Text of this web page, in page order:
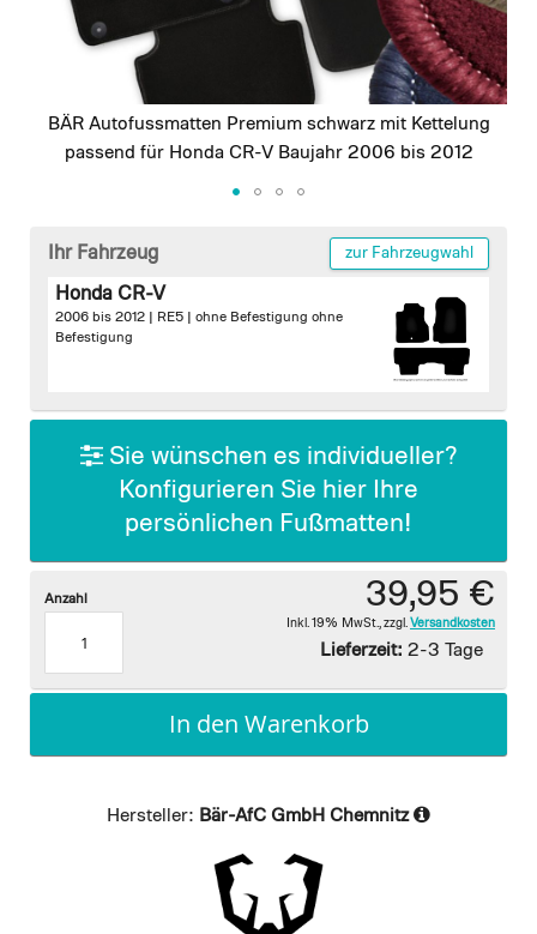
BÄR Autofussmatten Premium schwarz mit Kettelung
passend für Honda CR-V Baujahr 2006 bis 2012
beginning
gallery
Ihr Fahrzeug zur Fahrzeugwahl
Honda CR-V
2006 bis 2012 | RE5 | ohne Befestigung ohne
Befestigung
Sie wünschen es individueller?
Konfigurieren Sie hier Ihre
persönlichen Fußmatten!
39,95 €
Inkl. 19% MwSt. zzgl. Versandkosten
Lieferzeit: 2-3 Tage
Anzahl
In den Warenkorb
Hersteller: Bär-AfC GmbH Chemnitz